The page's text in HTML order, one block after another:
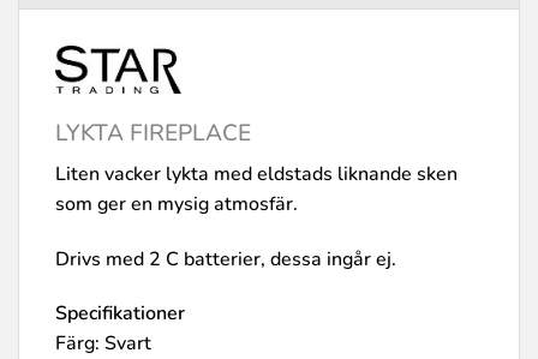
LYKTA FIREPLACE
Liten vacker lykta med eldstads liknande sken
som ger en mysig atmosfär.
Drivs med 2 C batterier, dessa ingår ej.
Specifikationer
Färg: Svart